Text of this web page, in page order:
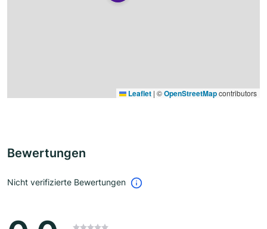
Leaflet | ©OpenStreetMapcontributors
Bewertungen
Nicht verifizierte Bewertungen